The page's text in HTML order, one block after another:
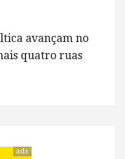
avançam no
quatro ruas
ads